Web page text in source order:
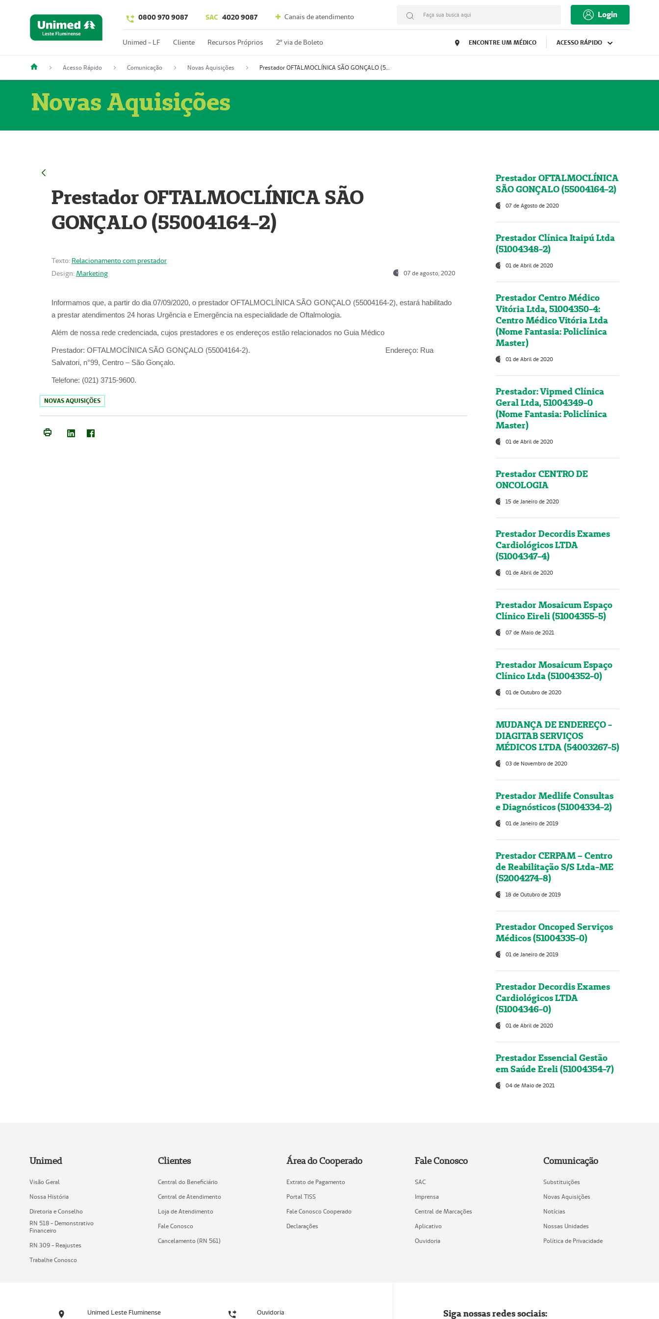
0800 970 9087 SAC 4020 9087 Canais de atendimento Faça sua busca aqui Login
Unimed - LF Cliente Recursos Próprios 2º via de Boleto ENCONTRE UM MÉDICO ACESSO RÁPIDO
Acesso Rápido Comunicação Novas Aquisições Prestador OFTALMOCLÍNICA SÃO GONÇALO (55004164-2)
Novas Aquisições
Prestador OFTALMOCLÍNICA SÃO
GONÇALO (55004164-2)
Texto: Relacionamento com prestador
Design: Marketing 07 de agosto, 2020
Informamos que, a partir do dia 07/09/2020, o prestador OFTALMOCLÍNICA SÃO GONÇALO (55004164-2), estará habilitado
a prestar atendimentos 24 horas Urgência e Emergência na especialidade de Oftalmologia.
Além de nossa rede credenciada, cujos prestadores e os endereços estão relacionados no Guia Médico
Prestador: OFTALMOCÍNICA SÃO GONÇALO (55004164-2). Endereço: Rua
Salvatori, n°99, Centro – São Gonçalo.
Telefone: (021) 3715-9600.
NOVAS AQUISIÇÕES
Prestador OFTALMOCLÍNICA
SÃO GONÇALO (55004164-2)
07 de Agosto de 2020
Prestador Clínica Itaipú Ltda
(51004348-2)
01 de Abril de 2020
Prestador Centro Médico
Vitória Ltda, 51004350-4:
Centro Médico Vitória Ltda
(Nome Fantasia: Policlínica
Master)
01 de Abril de 2020
Prestador: Vipmed Clínica
Geral Ltda, 51004349-0
(Nome Fantasia: Policlínica
Master)
01 de Abril de 2020
Prestador CENTRO DE
ONCOLOGIA
15 de Janeiro de 2020
Prestador Decordis Exames
Cardiológicos LTDA
(51004347-4)
01 de Abril de 2020
Prestador Mosaicum Espaço
Clínico Eireli (51004355-5)
07 de Maio de 2021
Prestador Mosaicum Espaço
Clínico Ltda (51004352-0)
01 de Outubro de 2020
MUDANÇA DE ENDEREÇO -
DIAGITAB SERVIÇOS
MÉDICOS LTDA (54003267-5)
03 de Novembro de 2020
Prestador Medlife Consultas
e Diagnósticos (51004334-2)
01 de Janeiro de 2019
Prestador CERPAM – Centro
de Reabilitação S/S Ltda-ME
(52004274-8)
18 de Outubro de 2019
Prestador Oncoped Serviços
Médicos (51004335-0)
01 de Janeiro de 2019
Prestador Decordis Exames
Cardiológicos LTDA
(51004346-0)
01 de Abril de 2020
Prestador Essencial Gestão
em Saúde Ereli (51004354-7)
04 de Maio de 2021
Unimed
Visão Geral
Nossa História
Diretoria e Conselho
RN 518 - Demonstrativo
Financeiro
RN 309 - Reajustes
Trabalhe Conosco
Clientes
Central do Beneficiário
Central de Atendimento
Loja de Atendimento
Fale Conosco
Cancelamento (RN 561)
Área do Cooperado
Extrato de Pagamento
Portal TISS
Fale Conosco Cooperado
Declarações
Fale Conosco
SAC
Imprensa
Central de Marcações
Aplicativo
Ouvidoria
Comunicação
Substituições
Novas Aquisições
Notícias
Nossas Unidades
Política de Privacidade
Unimed Leste Fluminense Ouvidoria Siga nossas redes sociais: